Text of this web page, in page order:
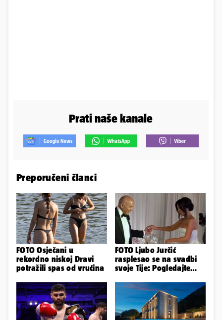
Prati naše kanale
Preporučeni članci
FOTO Osječani u
rekordno niskoj Dravi
potražili spas od vrućina
FOTO Ljubo Jurčić
rasplesao se na svadbi
svoje Tije: Pogledajte
vjenčanje...